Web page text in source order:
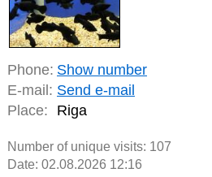
Phone: Show number
E-mail: Send e-mail
Place:
Riga
Number of unique visits: 107
Date: 02.08.2026 12:16